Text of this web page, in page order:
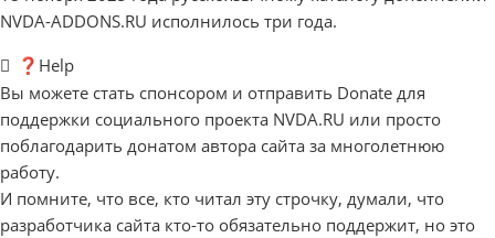
NVDA-ADDONS.RU исполнилось три года.
❓Help
Вы можете стать спонсором и отправить Donate для
поддержки социального проекта NVDA.RU или просто
поблагодарить донатом автора сайта за многолетнюю
работу.
И помните, что все, кто читал эту строчку, думали, что
разработчика сайта кто-то обязательно поддержит, но это